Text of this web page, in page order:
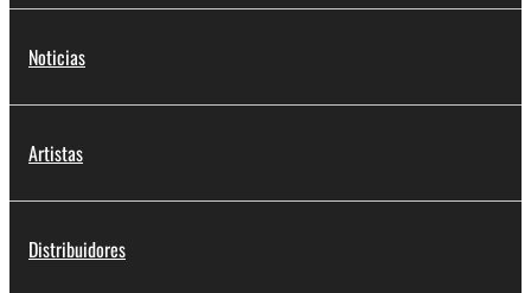
Noticias
Artistas
Distribuidores